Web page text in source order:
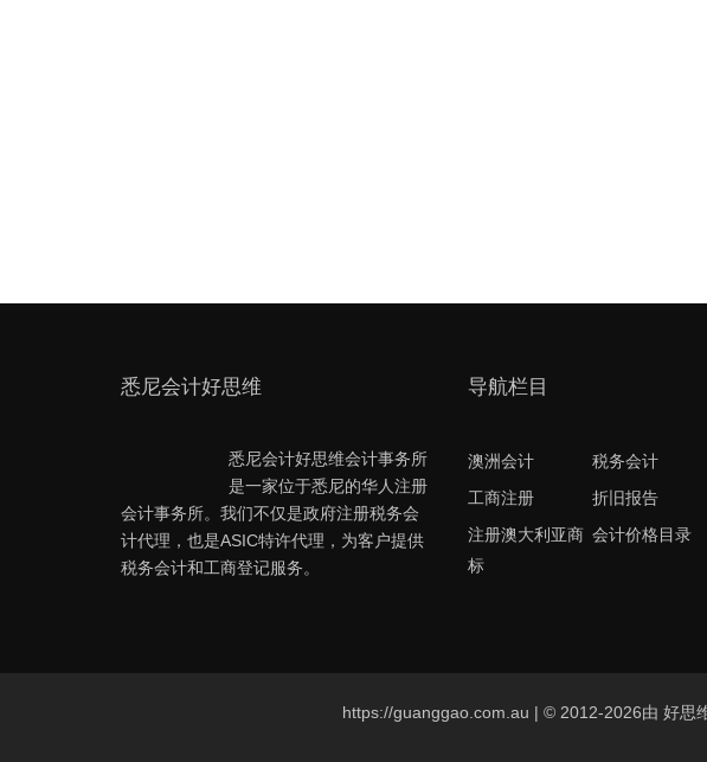
悉尼会计好思维
悉尼会计好思维会计事务所
是一家位于悉尼的华人注册
会计事务所。我们不仅是政府注册税务会
计代理，也是ASIC特许代理，为客户提供
税务会计和工商登记服务。
导航栏目
澳洲会计
税务会计
工商注册
折旧报告
注册澳大利亚商
标
会计价格目录
https://guanggao.com.au | © 2012-2026由 好思